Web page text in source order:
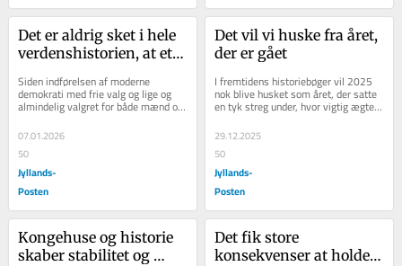
Det er aldrig sket i hele
verdenshistorien, at et
et andet demokrati
Siden indførelsen af moderne
demokrati med frie valg og lige og
almindelig valgret for både mænd og
kvinder er det aldrig sket, at et
demokratisk...
07.01.2026
50
Jyllands-
Posten
Det vil vi huske fra året,
der er gået
I fremtidens historiebøger vil 2025
nok blive husket som året, der satte
en tyk streg under, hvor vigtig ægte
viden, intelligens og troværdighed...
29.12.2025
50
Jyllands-
Posten
Kongehuse og historie
skaber stabilitet og
Det fik store
konsekvenser at holde